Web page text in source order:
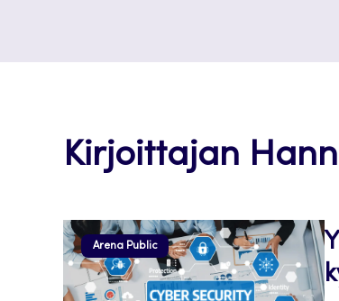
Kirjoittajan
Arena Public